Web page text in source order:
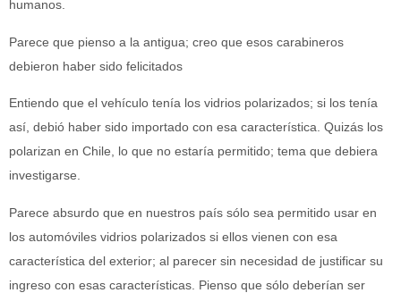
humanos.
Parece que pienso a la antigua; creo que esos carabineros
debieron haber sido felicitados
Entiendo que el vehículo tenía los vidrios polarizados; si los tenía
así, debió haber sido importado con esa característica. Quizás los
polarizan en Chile, lo que no estaría permitido; tema que debiera
investigarse.
Parece absurdo que en nuestros país sólo sea permitido usar en
los automóviles vidrios polarizados si ellos vienen con esa
característica del exterior; al parecer sin necesidad de justificar su
ingreso con esas características. Pienso que sólo deberían ser